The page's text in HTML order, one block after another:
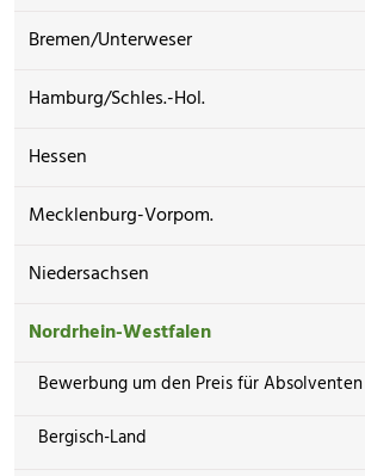
Bremen/Unterweser
Hamburg/Schles.-Hol.
Hessen
Mecklenburg-Vorpom.
Niedersachsen
Nordrhein-Westfalen
Bewerbung um den Preis für Absolventen
Bergisch-Land